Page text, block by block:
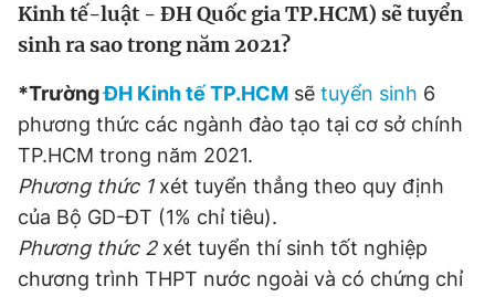
Sản phẩm khác
Tiện ích Bạn cần biết
Thông tin tòa soạn Liên hệ quảng cáo
Kinh tế-luật - ĐH Quốc gia TP.HCM) sẽ tuyển
sinh ra sao trong năm 2021?
*TrườngĐH Kinh tế TP.HCM sẽ tuyển sinh 6
phương thức các ngành đào tạo tại cơ sở chính
TP.HCM trong năm 2021.
Phương thức 1 xét tuyển thẳng theo quy định
của Bộ GD-ĐT (1% chỉ tiêu).
Phương thức 2xét tuyển thí sinh tốt nghiệp
chương trình THPT nước ngoài và có chứng chỉ